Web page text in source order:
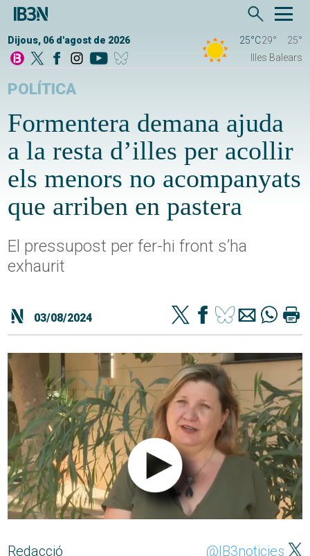
Dijous, 06 d'agost de 2026 25°C29°
25°
Illes Balears
POLÍTICA
Formentera demana ajuda
a la resta d’illes per acollir
els menors no acompanyats
que arriben en pastera
El pressupost per fer-hi front s’ha
exhaurit
03/08/2024
Redacció @IB3noticies